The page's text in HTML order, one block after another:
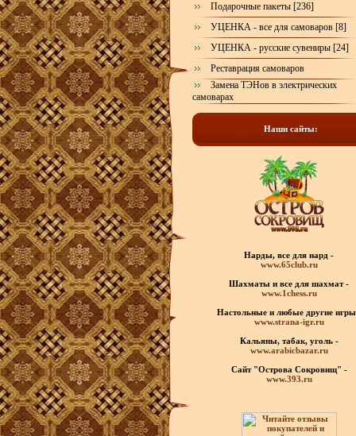
Подарочные пакеты [236]
УЦЕНКА - все для самоваров [8]
УЦЕНКА - русские сувениры [24]
Реставрация самоваров
Замена ТЭНов в электрических
самоварах
Наши сайты:
Нарды, все для нард -
www.65club.ru
Шахматы и все для шахмат -
www.1chess.ru
Настольные и любые другие
www.strana-igr.ru
Кальяны, табак, уголь -
www.arabicbazar.ru
Сайт "Острова Сокровищ" -
www.393.ru